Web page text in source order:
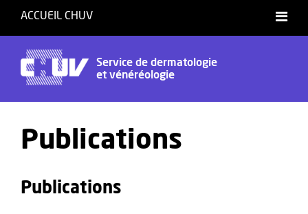
ACCUEIL CHUV
Service de dermatologie
et vénéréologie
Publications
Publications